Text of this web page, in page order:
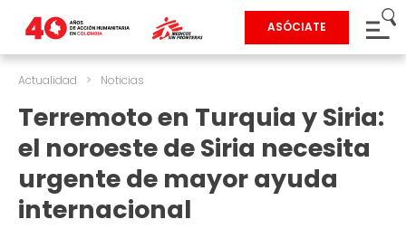
ASÓCIATE
Actualidad > Noticias
Terremoto en Turquia y Siria:
el noroeste de Siria necesita
urgente de mayor ayuda
internacional